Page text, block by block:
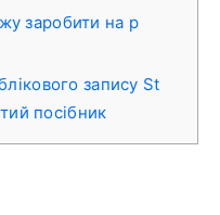
заробити на р
запису St
посібник